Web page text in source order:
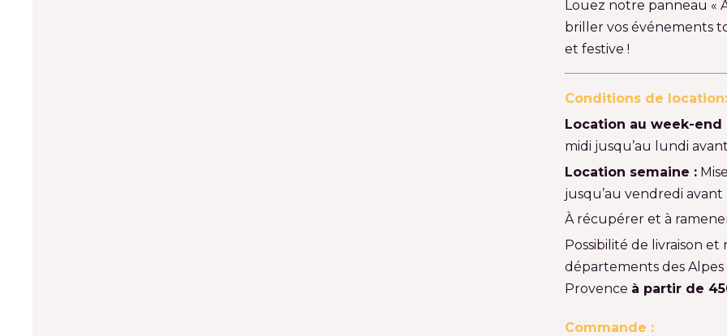
Louez notre panneau «
briller vos événements
et festive !
Conditions de
Location au week-end
midi jusqu’au lundi
Location semaine :
jusqu’au vendredi avant
À récupérer et à
Possibilité de livraison
départements des
Provence à partir de
Commande :